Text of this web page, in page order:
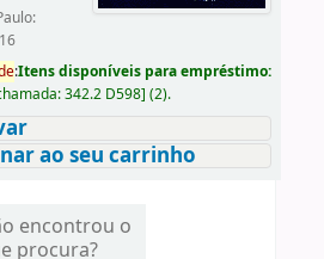
:Itens disponíveis para empréstimo:
342.2 D598] (2).
ao seu carrinho
encontrou o
procura?